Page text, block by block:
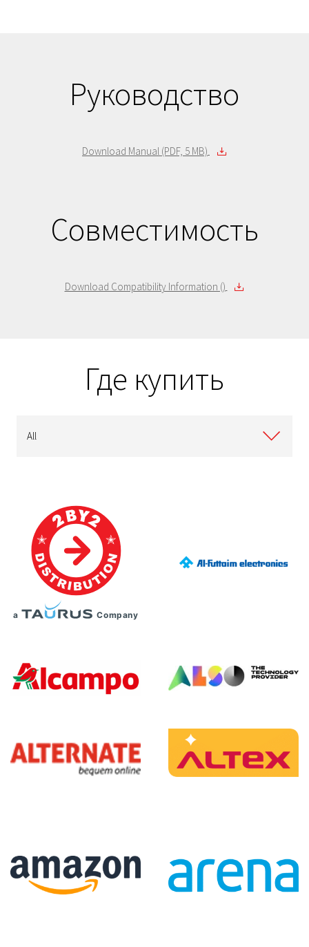
Руководство
Download Manual (PDF, 5 MB)
Совместимость
Download Compatibility Information ()
Где купить
All